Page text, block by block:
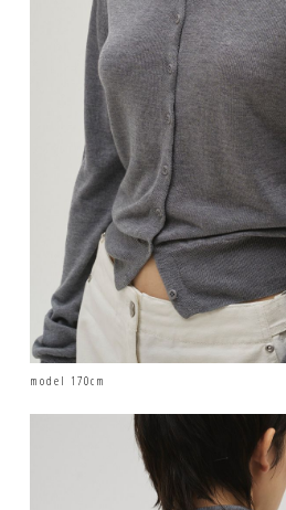
model 170cm